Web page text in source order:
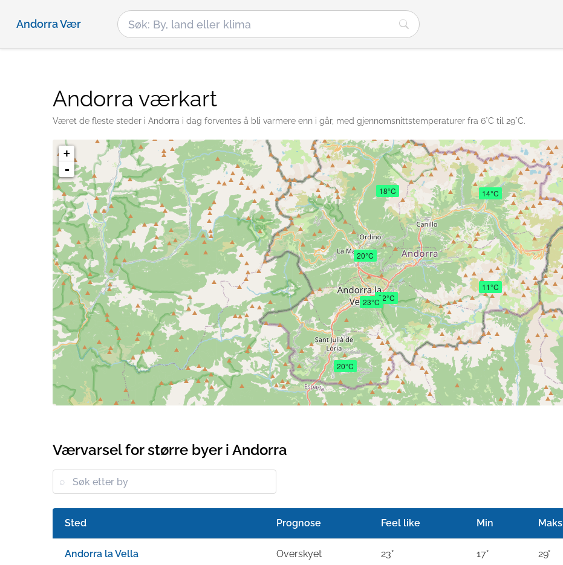
Andorra Vær
Andorra værkart
Været de fleste steder i Andorra i dag forventes å bli varmere enn i går, med gjennomsnittstemperaturer fra 6°C til 29°C.
23°C22°C
11°C
20°C
20°C
14°C
18°C
+
-
Værvarsel for større byer i Andorra
Sted Prognose Feel like Min Maks
Andorra la Vella Overskyet 23° 17° 29°